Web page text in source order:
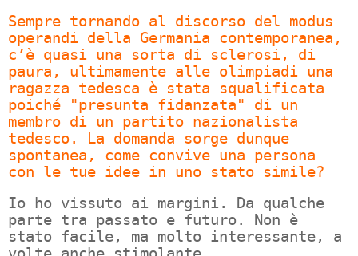
Sempre tornando al discorso del modus
operandi della Germania contemporanea,
c’è quasi una sorta di sclerosi, di
paura, ultimamente alle olimpiadi una
ragazza tedesca è stata squalificata
poiché "presunta fidanzata" di un
membro di un partito nazionalista
tedesco. La domanda sorge dunque
spontanea, come convive una persona
con le tue idee in uno stato simile?
Io ho vissuto ai margini. Da qualche
parte tra passato e futuro. Non è
stato facile, ma molto interessante, a